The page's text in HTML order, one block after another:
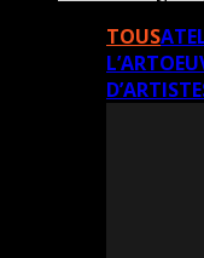
TOUS
L’ART